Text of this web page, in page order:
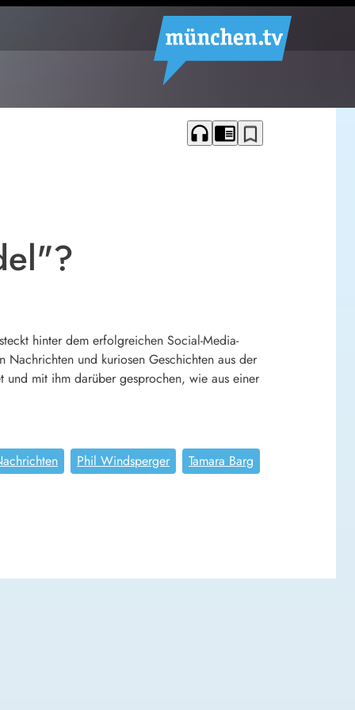
headphones chrome_reader_mode bookmark_border
hinter dem erfolgreichen Social-Media-
und kuriosen Geschichten aus der
mit ihm darüber gesprochen, wie aus einer
Phil Windsperger Tamara Barg